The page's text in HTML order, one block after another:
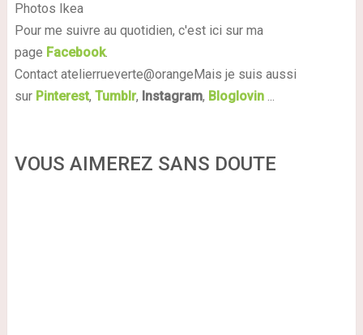
Photos Ikea
Pour me suivre au quotidien, c'est ici sur ma
page Facebook.
Contact atelierrueverte@orange Mais je suis aussi
sur Pinterest, Tumblr, Instagram, Bloglovin...
VOUS AIMEREZ SANS DOUTE